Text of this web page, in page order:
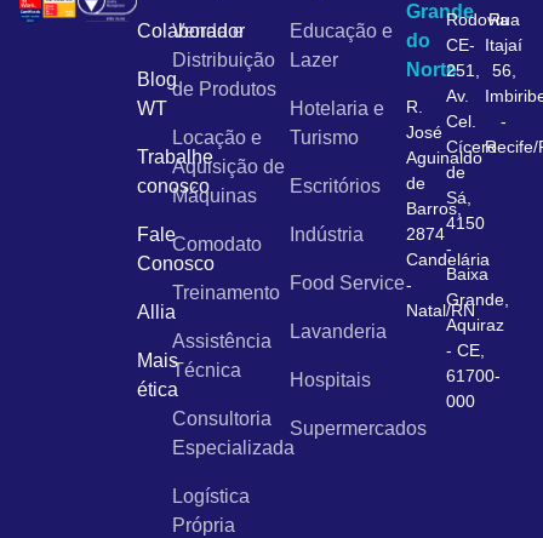
Colaborador
Blog
WT
Trabalhe
conosco
Fale
Conosco
Allia
Mais
ética
Venda e
Distribuição
de Produtos
Locação e
Aquisição de
Máquinas
Comodato
Treinamento
Assistência
Técnica
Consultoria
Especializada
Logística
Própria
Educação e
Lazer
Hotelaria e
Turismo
Escritórios
Indústria
Food Service
Lavanderia
Hospitais
Supermercados
Grande
do
Norte
R.
José
Aguinaldo
de
Barros,
2874
Candelária
-
Natal/RN
Rodovia
CE-
251,
Av.
Cel.
Cícero
de
Sá,
4150
-
Baixa
Grande,
Aquiraz
- CE,
61700-
000
Rua
Itajaí
56,
-
Recife/